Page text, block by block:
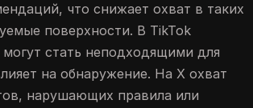
что снижает охват в таких
поверхности. В TikTok
стать неподходящими для
на обнаружение. На X охват
нарушающих правила или